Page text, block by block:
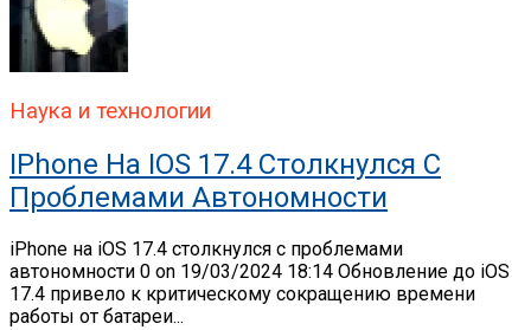
Наука и технологии
IPhone На IOS 17.4 Столкнулся С
Проблемами Автономности
iPhone на iOS 17.4 столкнулся с проблемами
автономности 0 on 19/03/2024 18:14 Обновление до iOS
17.4 привело к критическому сокращению времени
работы от батареи...